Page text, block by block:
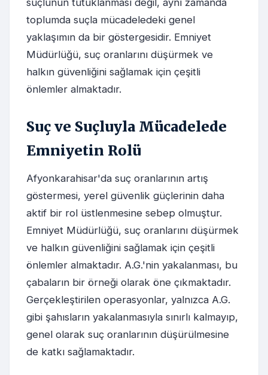
suçlunun tutuklanması değil, aynı zamanda
toplumda suçla mücadeledeki genel
yaklaşımın da bir göstergesidir. Emniyet
Müdürlüğü, suç oranlarını düşürmek ve
halkın güvenliğini sağlamak için çeşitli
önlemler almaktadır.
Suç ve Suçluyla Mücadelede
Emniyetin Rolü
Afyonkarahisar'da suç oranlarının artış
göstermesi, yerel güvenlik güçlerinin daha
aktif bir rol üstlenmesine sebep olmuştur.
Emniyet Müdürlüğü, suç oranlarını düşürmek
ve halkın güvenliğini sağlamak için çeşitli
önlemler almaktadır. A.G.'nin yakalanması, bu
çabaların bir örneği olarak öne çıkmaktadır.
Gerçekleştirilen operasyonlar, yalnızca A.G.
gibi şahısların yakalanmasıyla sınırlı kalmayıp,
genel olarak suç oranlarının düşürülmesine
de katkı sağlamaktadır.